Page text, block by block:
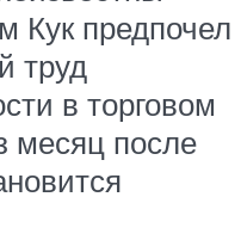
Кук предпочел
труд
в торговом
месяц после